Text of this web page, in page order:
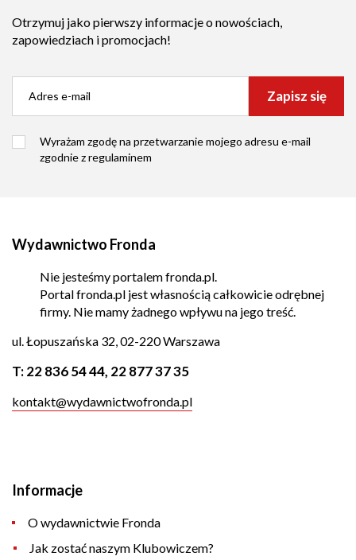
Otrzymuj jako pierwszy informacje o nowościach,
zapowiedziach i promocjach!
Zapisz się
Wyrażam zgodę na przetwarzanie mojego adresu e-mail
zgodnie zregulaminem
Wydawnictwo Fronda
Nie jesteśmy portalem fronda.pl.
Portal fronda.pl jest własnością całkowicie odrębnej
firmy. Nie mamy żadnego wpływu na jego treść.
ul. Łopuszańska 32, 02-220 Warszawa
T:22 836 54 44, 22 877 37 35
kontakt@wydawnictwofronda.pl
Informacje
O wydawnictwie Fronda
Jak zostać naszym Klubowiczem?